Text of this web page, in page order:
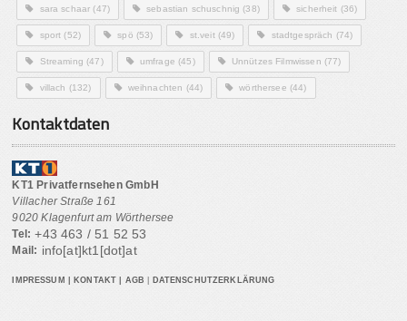
sara schaar (47) sebastian schuschnig (38) sicherheit (36)
sport (52) spö (53) st.veit(49) stadtgespräch (74)
Streaming (47) umfrage (45) Unnützes Filmwissen (77)
villach (132) weihnachten (44) wörthersee (44)
Kontaktdaten
KT1 Privatfernsehen GmbH
Villacher Straße 161
9020 Klagenfurt am Wörthersee
Tel: +43 463 / 51 52 53
Mail: info[at]kt1[dot]at
IMPRESSUM KONTAKT AGB DATENSCHUTZERKLÄRUNG